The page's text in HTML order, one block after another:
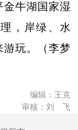
牛湖国家湿
，岸绿、水
玩。（李梦
编辑：王克
审核：刘 飞